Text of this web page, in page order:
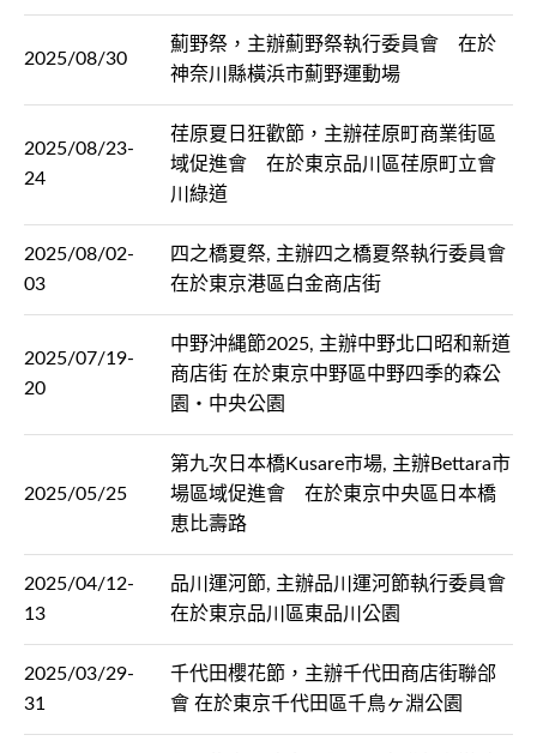
2025/08/30
薊野祭，主辦薊野祭執行委員會 在於
神奈川縣橫浜市薊野運動場
2025/08/23-
24
荏原夏日狂歡節，主辦荏原町商業街區
域促進會 在於東京品川區荏原町立會
川綠道
2025/08/02-
03
四之橋夏祭, 主辦四之橋夏祭執行委員會
在於東京港區白金商店街
2025/07/19-
20
中野沖縄節2025, 主辦中野北口昭和新道
商店街 在於東京中野區中野四季的森公
園・中央公園
2025/05/25
第九次日本橋Kusare市場, 主辦Bettara市
場區域促進會 在於東京中央區日本橋
恵比壽路
2025/04/12-
13
品川運河節, 主辦品川運河節執行委員會
在於東京品川區東品川公園
2025/03/29-
31
千代田櫻花節，主辦千代田商店街聯郃
會 在於東京千代田區千鳥ヶ淵公園